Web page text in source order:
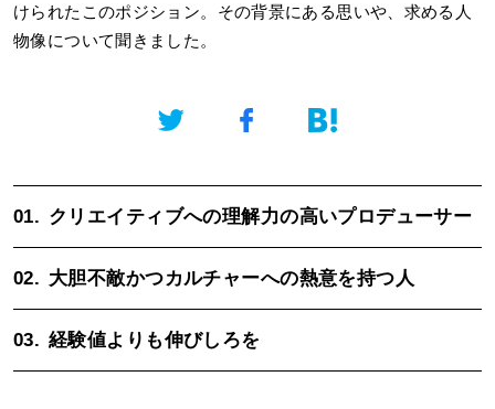
けられたこのポジション。その背景にある思いや、求める人
物像について聞きました。
01. クリエイティブへの理解力の高いプロデューサー
02. 大胆不敵かつカルチャーへの熱意を持つ人
03. 経験値よりも伸びしろを